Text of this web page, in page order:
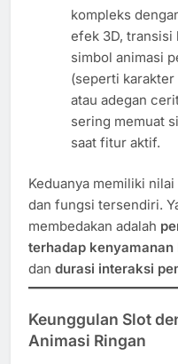
kompleks
efek 3D, transisi
simbol animasi
(seperti
atau adegan
sering memuat
saat fitur aktif.
Keduanya memiliki
dan fungsi tersendiri.
membedakan adalah
terhadap kenyamanan
dan durasi interaksi
Keunggulan Slot
Animasi Ringan